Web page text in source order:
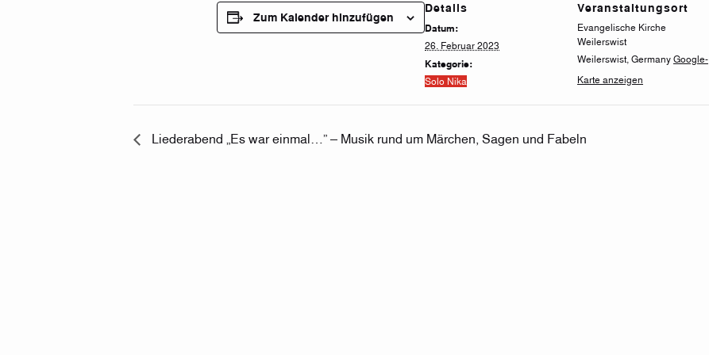
Zum Kalender hinzufügen
Details
Datum:
26. Februar 2023
Kategorie:
Solo Nika
Veranstaltungsort
Evangelische Kirche
Weilerswist
Weilerswist, Germany Google-
Karte anzeigen
Liederabend „Es war einmal…” – Musik rund um Märchen, Sagen und Fabeln